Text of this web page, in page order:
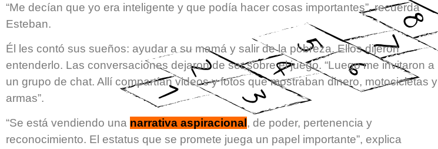
“Me decían que yo era inteligente y que podía hacer cosas importantes”, recuerda
Esteban.
Él les contó sus sueños: ayudar a su mamá y salir de la pobreza. Ellos dijeron
entenderlo. Las conversaciones dejaron de ser sobre el juego. “Luego me invitaron a
un grupo de chat. Allí compartían videos y fotos que mostraban dinero, motocicletas y
armas”.
“Se está vendiendo una narrativa aspiracional , de poder, pertenencia y
reconocimiento. El estatus que se promete juega un papel importante”, explica